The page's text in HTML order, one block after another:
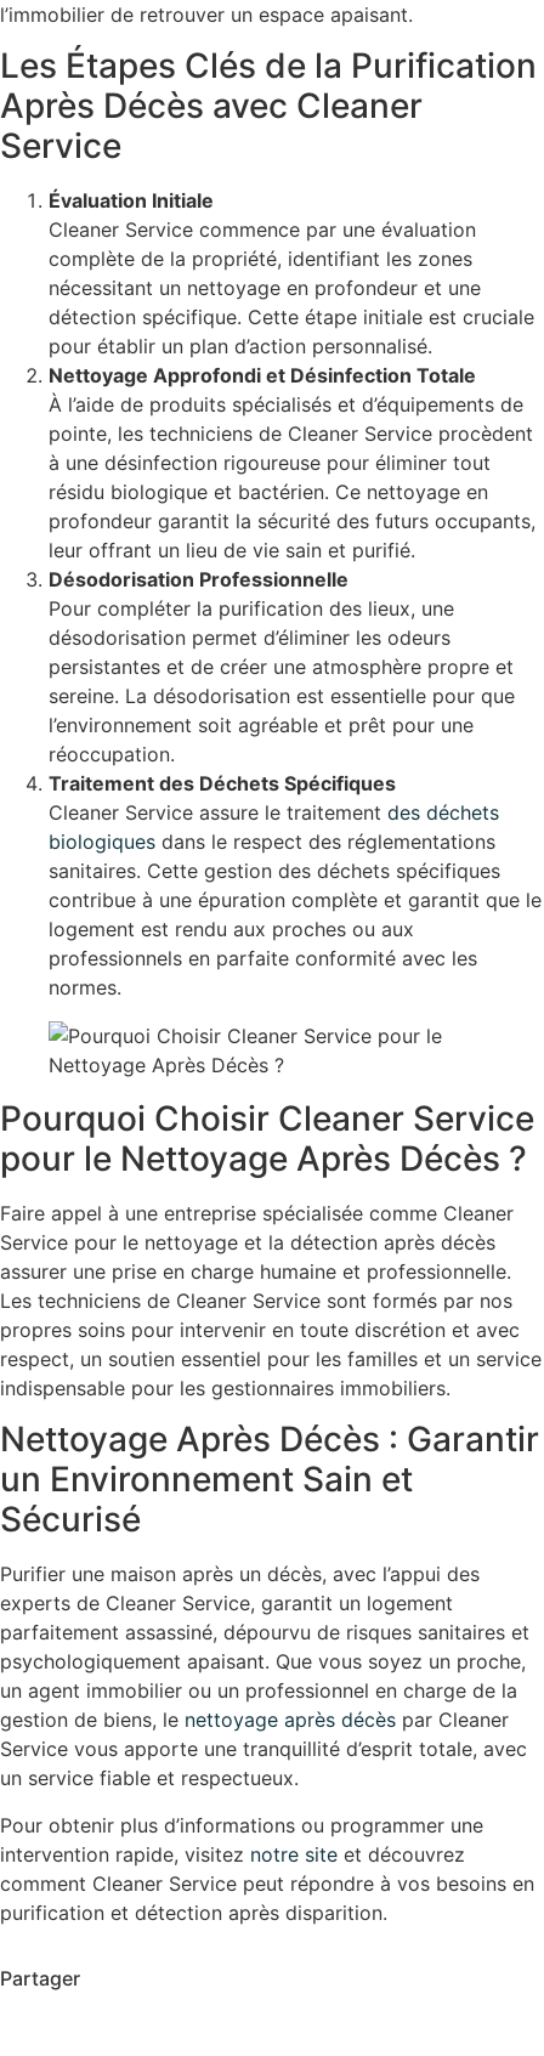
l’immobilier de retrouver un espace apaisant.
Les Étapes Clés de la Purification
Après Décès avec Cleaner
Service
Évaluation Initiale
Cleaner Service commence par une évaluation
complète de la propriété, identifiant les zones
nécessitant un nettoyage en profondeur et une
détection spécifique. Cette étape initiale est cruciale
pour établir un plan d’action personnalisé.
Nettoyage Approfondi et Désinfection Totale
À l’aide de produits spécialisés et d’équipements de
pointe, les techniciens de Cleaner Service procèdent
à une désinfection rigoureuse pour éliminer tout
résidu biologique et bactérien. Ce nettoyage en
profondeur garantit la sécurité des futurs occupants,
leur offrant un lieu de vie sain et purifié.
Désodorisation Professionnelle
Pour compléter la purification des lieux, une
désodorisation permet d’éliminer les odeurs
persistantes et de créer une atmosphère propre et
sereine. La désodorisation est essentielle pour que
l’environnement soit agréable et prêt pour une
réoccupation.
Traitement des Déchets Spécifiques
Cleaner Service assure le traitement des déchets
biologiques dans le respect des réglementations
sanitaires. Cette gestion des déchets spécifiques
contribue à une épuration complète et garantit que le
logement est rendu aux proches ou aux
professionnels en parfaite conformité avec les
normes.
Pourquoi Choisir Cleaner Service
pour le Nettoyage Après Décès ?
Faire appel à une entreprise spécialisée comme Cleaner
Service pour le nettoyage et la détection après décès
assurer une prise en charge humaine et professionnelle.
Les techniciens de Cleaner Service sont formés par nos
propres soins pour intervenir en toute discrétion et avec
respect, un soutien essentiel pour les familles et un service
indispensable pour les gestionnaires immobiliers.
Nettoyage Après Décès : Garantir
un Environnement Sain et
Sécurisé
Purifier une maison après un décès, avec l’appui des
experts de Cleaner Service, garantit un logement
parfaitement assassiné, dépourvu de risques sanitaires et
psychologiquement apaisant. Que vous soyez un proche,
un agent immobilier ou un professionnel en charge de la
gestion de biens, le nettoyage après décès par Cleaner
Service vous apporte une tranquillité d’esprit totale, avec
un service fiable et respectueux.
Pour obtenir plus d’informations ou programmer une
intervention rapide, visitez notre site et découvrez
comment Cleaner Service peut répondre à vos besoins en
purification et détection après disparition.
Partager